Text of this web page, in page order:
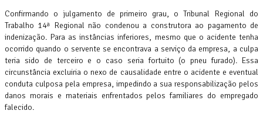
Confirmando o julgamento de primeiro grau, o Tribunal Regional do
Trabalho 14ª Regional não condenou a construtora ao pagamento de
indenização. Para as instâncias inferiores, mesmo que o acidente tenha
ocorrido quando o servente se encontrava a serviço da empresa, a culpa
teria sido de terceiro e o caso seria fortuito (o pneu furado). Essa
circunstância excluiria o nexo de causalidade entre o acidente e eventual
conduta culposa pela empresa, impedindo a sua responsabilização pelos
danos morais e materiais enfrentados pelos familiares do empregado
falecido.